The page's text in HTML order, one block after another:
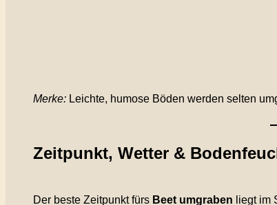
Merke: Leichte, humose Böden werden selten
Zeitpunkt, Wetter &
Der beste Zeitpunkt fürs Beet umgraben liegt im